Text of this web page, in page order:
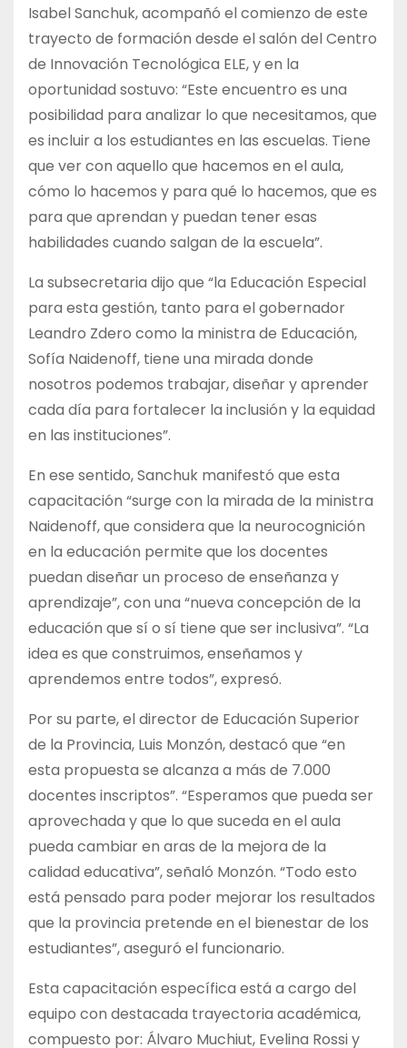
Isabel Sanchuk, acompañó el comienzo de este
trayecto de formación desde el salón del Centro
de Innovación Tecnológica ELE, y en la
oportunidad sostuvo: “Este encuentro es una
posibilidad para analizar lo que necesitamos, que
es incluir a los estudiantes en las escuelas. Tiene
que ver con aquello que hacemos en el aula,
cómo lo hacemos y para qué lo hacemos, que es
para que aprendan y puedan tener esas
habilidades cuando salgan de la escuela”.
La subsecretaria dijo que “la Educación Especial
para esta gestión, tanto para el gobernador
Leandro Zdero como la ministra de Educación,
Sofía Naidenoff, tiene una mirada donde
nosotros podemos trabajar, diseñar y aprender
cada día para fortalecer la inclusión y la equidad
en las instituciones”.
En ese sentido, Sanchuk manifestó que esta
capacitación “surge con la mirada de la ministra
Naidenoff, que considera que la neurocognición
en la educación permite que los docentes
puedan diseñar un proceso de enseñanza y
aprendizaje”, con una “nueva concepción de la
educación que sí o sí tiene que ser inclusiva”. “La
idea es que construimos, enseñamos y
aprendemos entre todos”, expresó.
Por su parte, el director de Educación Superior
de la Provincia, Luis Monzón, destacó que “en
esta propuesta se alcanza a más de 7.000
docentes inscriptos”. “Esperamos que pueda ser
aprovechada y que lo que suceda en el aula
pueda cambiar en aras de la mejora de la
calidad educativa”, señaló Monzón. “Todo esto
está pensado para poder mejorar los resultados
que la provincia pretende en el bienestar de los
estudiantes”, aseguró el funcionario.
Esta capacitación específica está a cargo del
equipo con destacada trayectoria académica,
compuesto por: Álvaro Muchiut, Evelina Rossi y